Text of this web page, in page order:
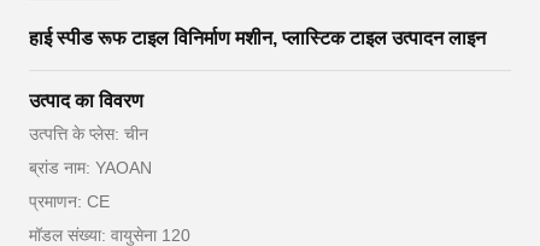
हाई स्पीड रूफ टाइल विनिर्माण मशीन, प्लास्टिक टाइल उत्पादन लाइन
उत्पाद का विवरण
उत्पत्ति के प्लेस: चीन
ब्रांड नाम: YAOAN
प्रमाणन: CE
मॉडल संख्या: वायुसेना 120